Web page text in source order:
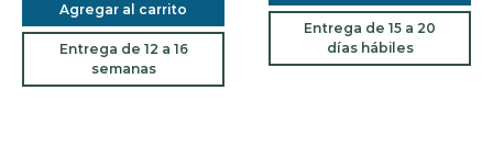
Agregar al carrito
Entrega de 12 a 16
semanas
Entrega de 15 a 20
días hábiles